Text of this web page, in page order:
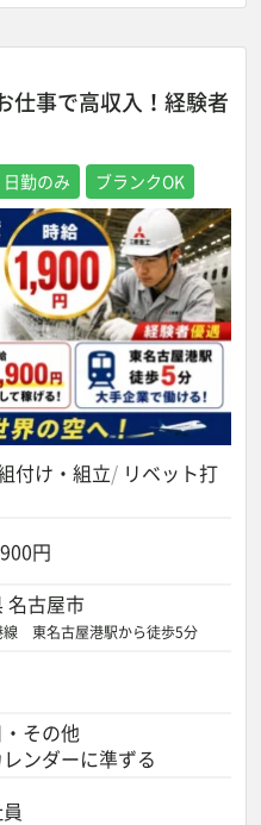
仕事で高収入！経験者
日勤のみ ブランクOK
付け・組立 リベット打
円
名古屋市
線 東名古屋港駅から徒歩5分
その他
ンダーに準ずる